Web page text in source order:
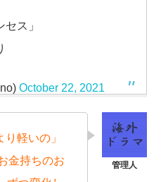
ス」
October 22, 2021
り軽いの」
金持ちのお